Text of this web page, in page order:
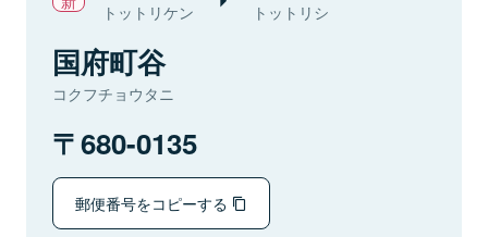
トットリケン トットリシ
国府町谷
コクフチョウタニ
680-0135
郵便番号をコピーする